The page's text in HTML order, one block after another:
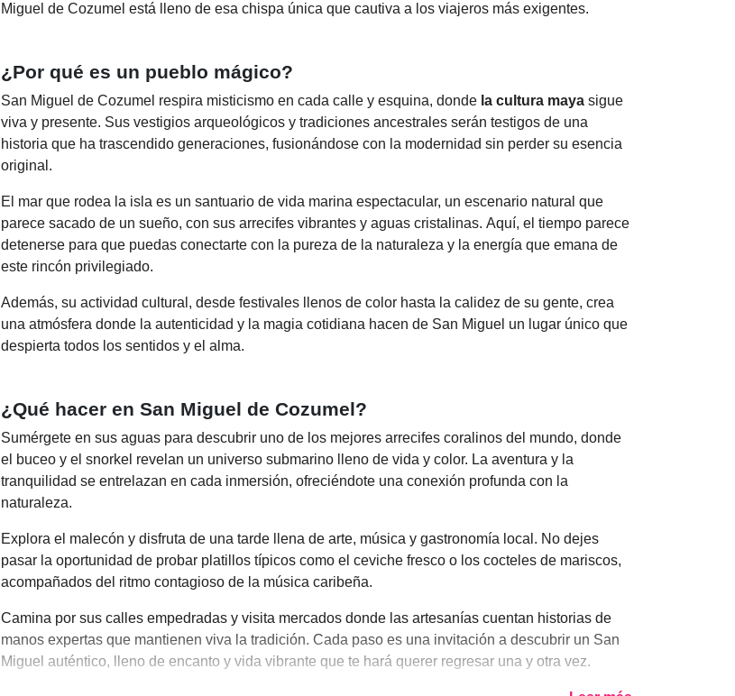
Miguel de Cozumel está lleno de esa chispa única que cautiva a los viajeros más exigentes.
¿Por qué es un pueblo mágico?
San Miguel de Cozumel respira misticismo en cada calle y esquina, donde la cultura maya sigue
viva y presente. Sus vestigios arqueológicos y tradiciones ancestrales serán testigos de una
historia que ha trascendido generaciones, fusionándose con la modernidad sin perder su esencia
original.
El mar que rodea la isla es un santuario de vida marina espectacular, un escenario natural que
parece sacado de un sueño, con sus arrecifes vibrantes y aguas cristalinas. Aquí, el tiempo parece
detenerse para que puedas conectarte con la pureza de la naturaleza y la energía que emana de
este rincón privilegiado.
Además, su actividad cultural, desde festivales llenos de color hasta la calidez de su gente, crea
una atmósfera donde la autenticidad y la magia cotidiana hacen de San Miguel un lugar único que
despierta todos los sentidos y el alma.
¿Qué hacer en San Miguel de Cozumel?
Sumérgete en sus aguas para descubrir uno de los mejores arrecifes coralinos del mundo, donde
el buceo y el snorkel revelan un universo submarino lleno de vida y color. La aventura y la
tranquilidad se entrelazan en cada inmersión, ofreciéndote una conexión profunda con la
naturaleza.
Explora el malecón y disfruta de una tarde llena de arte, música y gastronomía local. No dejes
pasar la oportunidad de probar platillos típicos como el ceviche fresco o los cocteles de mariscos,
acompañados del ritmo contagioso de la música caribeña.
Camina por sus calles empedradas y visita mercados donde las artesanías cuentan historias de
manos expertas que mantienen viva la tradición. Cada paso es una invitación a descubrir un San
Miguel auténtico, lleno de encanto y vida vibrante que te hará querer regresar una y otra vez.